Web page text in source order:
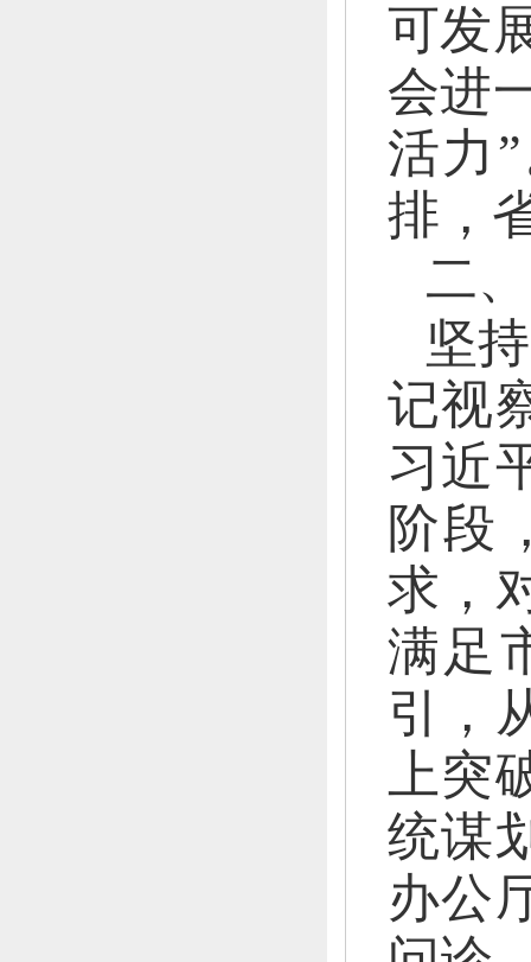
可发
会进
活力
排，
二、
坚
记视
习近
阶段
求，
满足
引，
上突
统谋
办公